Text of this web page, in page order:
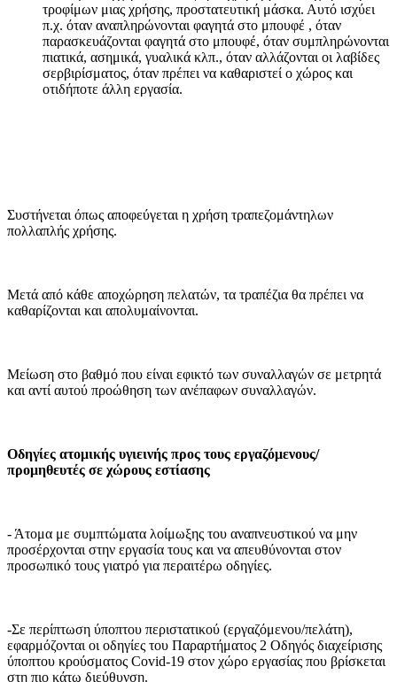
τροφίμων μιας χρήσης, προστατευτική μάσκα. Αυτό ισχύει
π.χ. όταν αναπληρώνονται φαγητά στο μπουφέ , όταν
παρασκευάζονται φαγητά στο μπουφέ, όταν συμπληρώνονται
πιατικά, ασημικά, γυαλικά κλπ., όταν αλλάζονται οι λαβίδες
σερβιρίσματος, όταν πρέπει να καθαριστεί ο χώρος και
οτιδήποτε άλλη εργασία.
Συστήνεται όπως αποφεύγεται η χρήση τραπεζομάντηλων
πολλαπλής χρήσης.
Μετά από κάθε αποχώρηση πελατών, τα τραπέζια θα πρέπει να
καθαρίζονται και απολυμαίνονται.
Μείωση στο βαθμό που είναι εφικτό των συναλλαγών σε μετρητά
και αντί αυτού προώθηση των ανέπαφων συναλλαγών.
Οδηγίες ατομικής υγιεινής προς τους εργαζόμενους/
προμηθευτές σε χώρους εστίασης
- Άτομα με συμπτώματα λοίμωξης του αναπνευστικού να μην
προσέρχονται στην εργασία τους και να απευθύνονται στον
προσωπικό τους γιατρό για περαιτέρω οδηγίες.
-Σε περίπτωση ύποπτου περιστατικού (εργαζόμενου/πελάτη),
εφαρμόζονται οι οδηγίες του Παραρτήματος 2 Οδηγός διαχείρισης
ύποπτου κρούσματος Covid-19 στον χώρο εργασίας που βρίσκεται
στη πιο κάτω διεύθυνση.